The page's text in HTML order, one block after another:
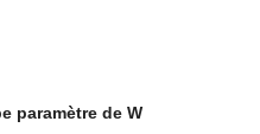
paramètre de W